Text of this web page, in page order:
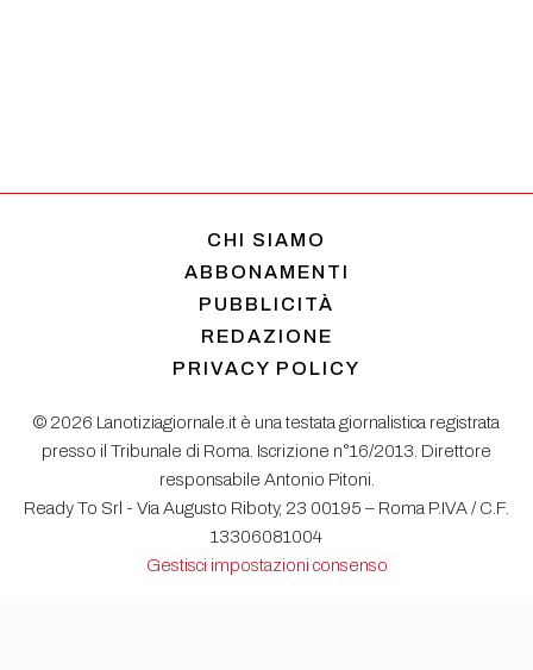
CHI SIAMO
ABBONAMENTI
PUBBLICITÀ
REDAZIONE
PRIVACY POLICY
© 2026 Lanotiziagiornale.it è una testata giornalistica registrata
presso il Tribunale di Roma. Iscrizione n°16/2013. Direttore
responsabile Antonio Pitoni.
Ready To Srl - Via Augusto Riboty, 23 00195 – Roma P.IVA / C.F.
13306081004
Gestisci impostazioni consenso